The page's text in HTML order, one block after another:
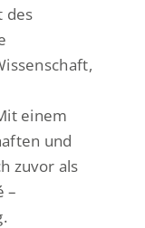
des
einem
und
zuvor als
–